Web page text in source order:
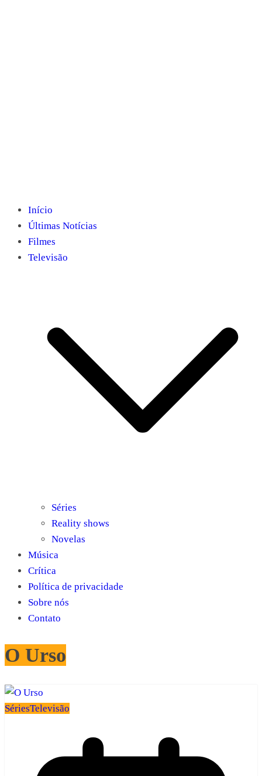
Início
Últimas Notícias
Filmes
Televisão
Séries
Reality shows
Novelas
Música
Crítica
Política de privacidade
Sobre nós
Contato
O Urso
SériesTelevisão